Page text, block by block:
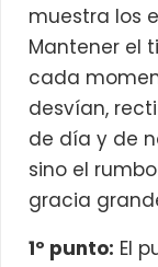
muestra los
Mantener el
cada
desvían,
de día y de
sino el
gracia
1º punto: El